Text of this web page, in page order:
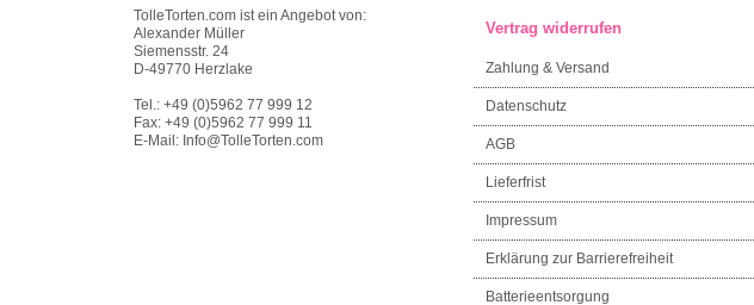
TolleTorten.com ist ein Angebot von:
Alexander Müller
Siemensstr. 24
D-49770 Herzlake
Tel.: +49 (0)5962 77 999 12
Fax: +49 (0)5962 77 999 11
E-Mail: Info@TolleTorten.com
Vertrag widerrufen
Zahlung & Versand
Datenschutz
AGB
Lieferfrist
Impressum
Erklärung zur Barrierefreiheit
Batterieentsorgung